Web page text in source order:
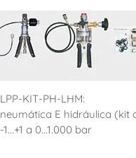
LPP-KIT-PH-LHM:
neumática E hidráulica (kit
-1...+1 a 0...1.000 bar